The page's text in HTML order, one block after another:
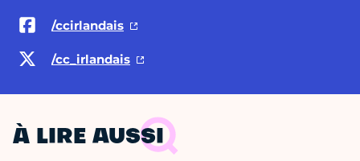
/ccirlandais
/cc_irlandais
À LIRE AUSSI